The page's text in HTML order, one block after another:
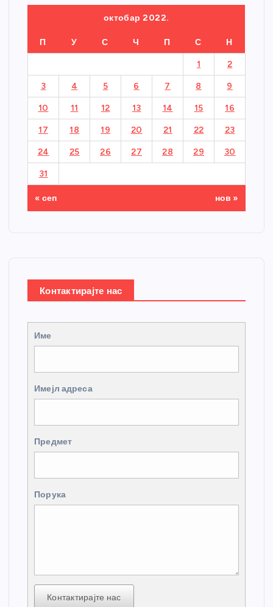
октобар 2022.
П У С Ч П С Н
1 2
3 4 5 6 7 8 9
10 11 12 13 14 15 16
17 18 19 20 21 22 23
24 25 26 27 28 29 30
31
« сеп нов »
Контактирајте нас
Име
Имејл адреса
Предмет
Порука
Контактирајте нас